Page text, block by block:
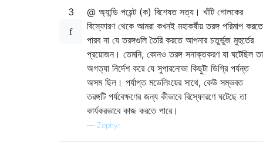
3
@ অ্যান্ডি পয়েন্ট (ক) বিশেষত সত্য। খাঁটি গোলকের
বিস্ফোরণ থেকে আমরা কখনই মহাকর্ষীয় তরঙ্গ পরিমাপ করতে
পারব না যে তরঙ্গগুলি তৈরি করতে আপনার চতুর্ভুজ মুহুর্তের
প্রয়োজন। তেমনি, কোনও তরঙ্গ সনাক্তকরণ যা ঘটেছিল তা
অগত্যা নির্দেশ করে যে সুপারনোভা কিছুটা ডিগ্রি পর্যন্ত
অসম ছিল। পর্যাপ্ত মডেলিংয়ের সাথে, কেউ সম্ভবত
তরঙ্গটি পর্যবেক্ষণের জন্য কীভাবে বিস্ফোরণে ঘটেছে তা
কার্যকরভাবে কাজ করতে পারে।
— Zephyr